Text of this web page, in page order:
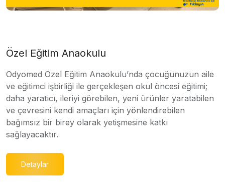
Özel Eğitim Anaokulu
Odyomed Özel Eğitim Anaokulu’nda çocuğunuzun aile
ve eğitimci işbirliği ile gerçekleşen okul öncesi eğitimi;
daha yaratıcı, ileriyi görebilen, yeni ürünler yaratabilen
ve çevresini kendi amaçları için yönlendirebilen
bağımsız bir birey olarak yetişmesine katkı
sağlayacaktır.
Detaylar